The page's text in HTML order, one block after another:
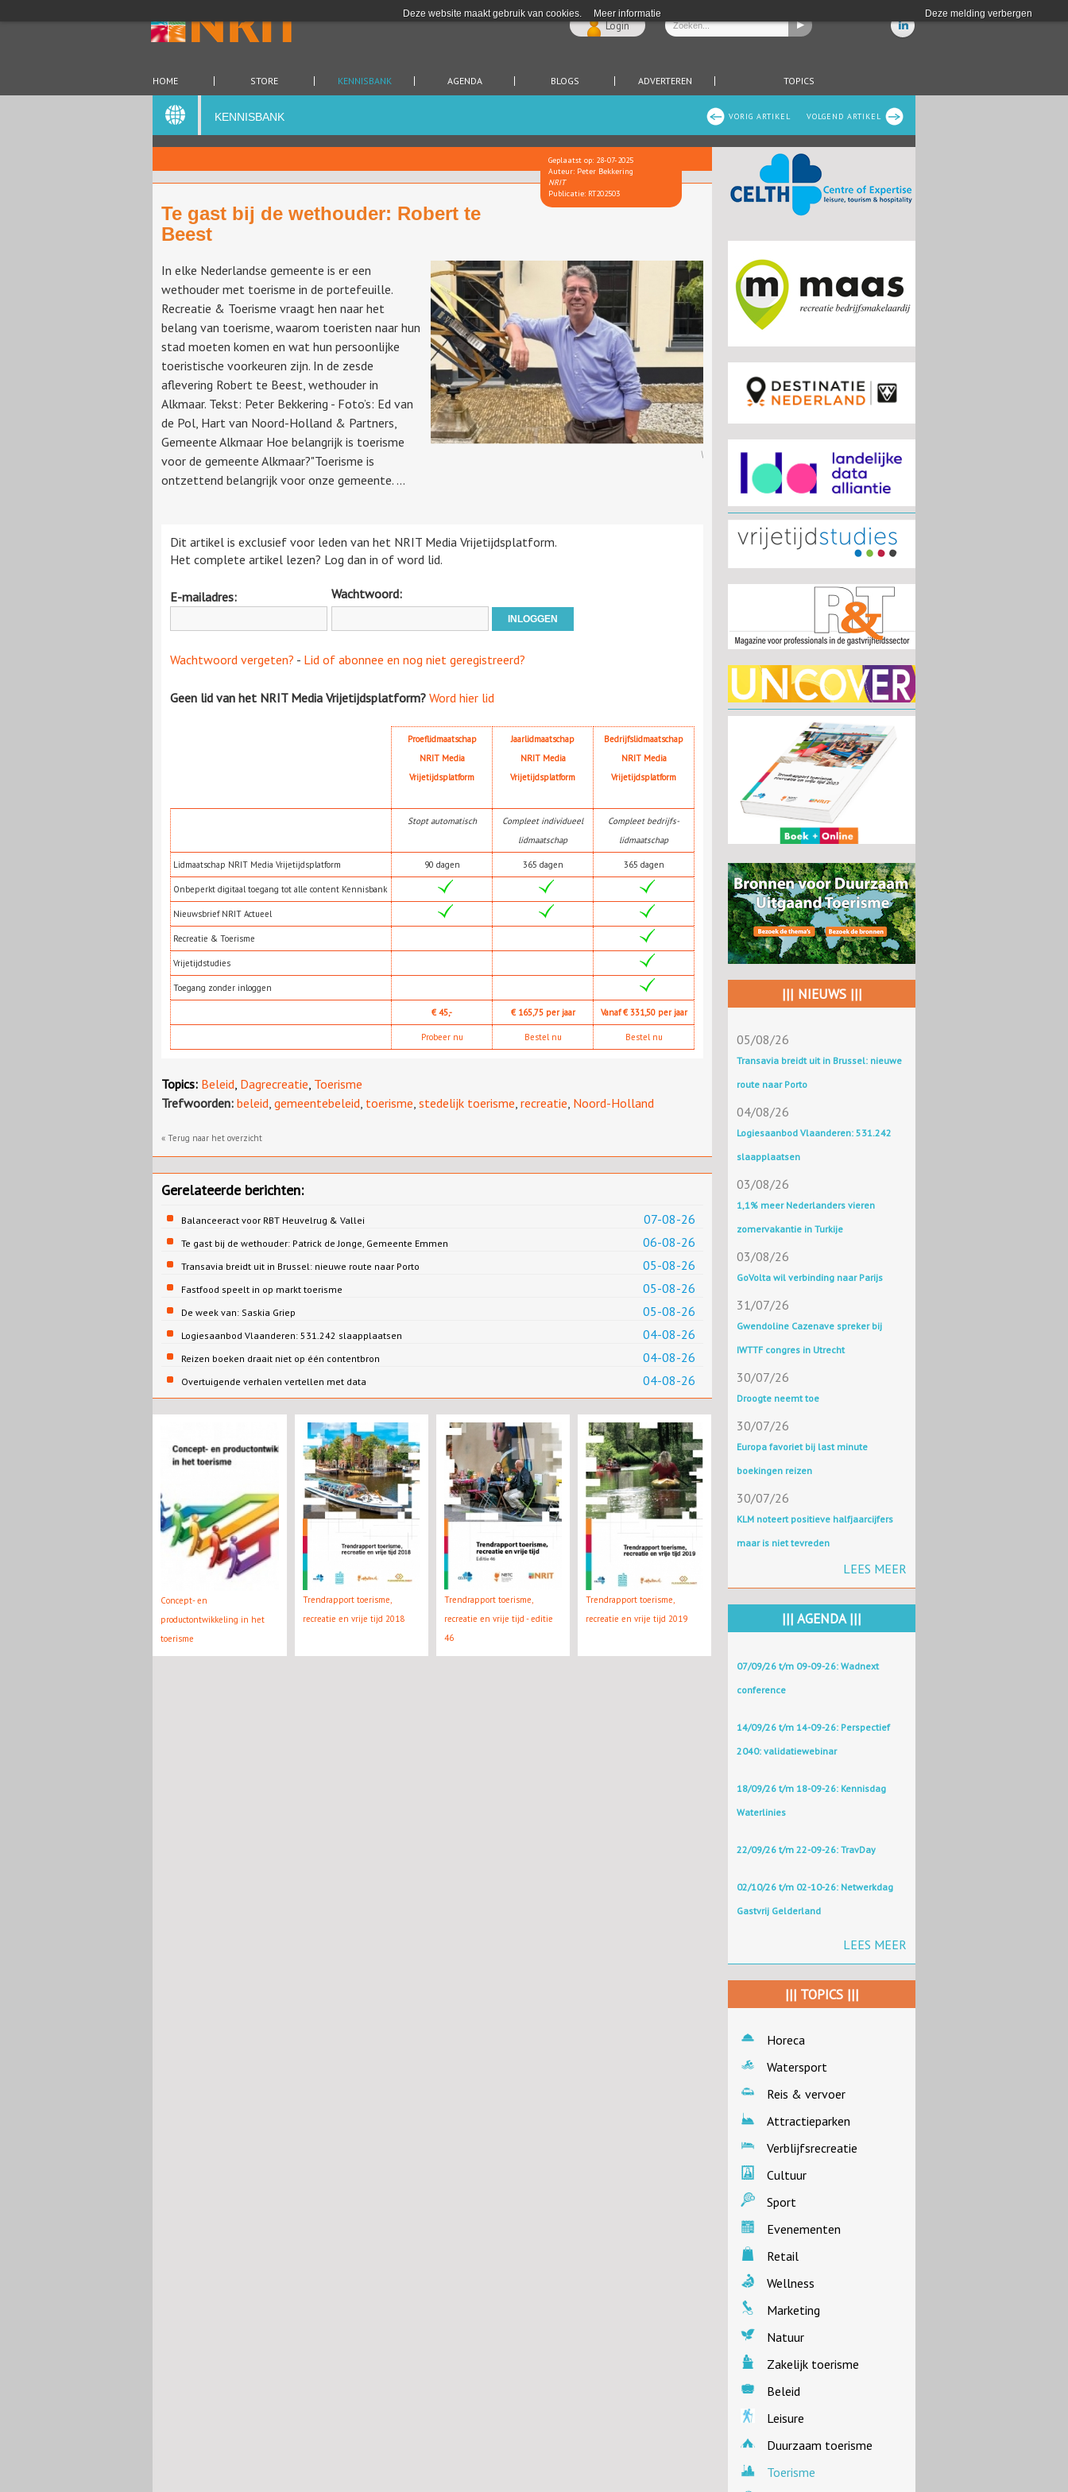
Deze website maakt gebruik van cookies. Meer informatie Deze melding verbergen
Login
HOME STORE KENNISBANK AGENDA BLOGS ADVERTEREN TOPICS
VOLGEND ARTIKEL
VORIG ARTIKEL
KENNISBANK
Geplaatst op: 28-07-2025
Auteur: Peter Bekkering
NRIT
Publicatie: RT202503
Te gast bij de wethouder: Robert te
Beest
\
In elke Nederlandse gemeente is er een
wethouder met toerisme in de portefeuille.
Recreatie & Toerisme vraagt hen naar het
belang van toerisme, waarom toeristen naar hun
stad moeten komen en wat hun persoonlijke
toeristische voorkeuren zijn. In de zesde
aflevering Robert te Beest, wethouder in
Alkmaar. Tekst: Peter Bekkering - Foto’s: Ed van
de Pol, Hart van Noord-Holland & Partners,
Gemeente Alkmaar Hoe belangrijk is toerisme
voor de gemeente Alkmaar?"Toerisme is
ontzettend belangrijk voor onze gemeente. ...
Dit artikel is exclusief voor leden van het NRIT Media Vrijetijdsplatform.
Het complete artikel lezen? Log dan in of word lid.
E-mailadres: Wachtwoord:
Wachtwoord vergeten? - Lid of abonnee en nog niet geregistreerd?
Geen lid van het NRIT Media Vrijetijdsplatform? Word hier lid
Proeflidmaatschap
NRIT Media
Vrijetijdsplatform
Jaarlidmaatschap
NRIT Media
Vrijetijdsplatform
Bedrijfslidmaatschap
NRIT Media
Vrijetijdsplatform
Stopt automatisch
Compleet individueel
lidmaatschap
Compleet bedrijfs-
lidmaatschap
Lidmaatschap NRIT Media Vrijetijdsplatform 90 dagen 365 dagen 365 dagen
Onbeperkt digitaal toegang tot alle content Kennisbank
Nieuwsbrief NRIT Actueel
Recreatie & Toerisme
Vrijetijdstudies
Toegang zonder inloggen
€ 45,- € 165,75 per jaar Vanaf € 331,50 per jaar
Probeer nu Bestel nu Bestel nu
Topics: Beleid Dagrecreatie Toerisme
Trefwoorden: beleid gemeentebeleid toerisme stedelijk toerisme recreatie Noord-Holland
« Terug naar het overzicht
Gerelateerde berichten:
07-08-26
Balanceeract voor RBT Heuvelrug & Vallei
06-08-26
Te gast bij de wethouder: Patrick de Jonge, Gemeente Emmen
05-08-26
Transavia breidt uit in Brussel: nieuwe route naar Porto
05-08-26
Fastfood speelt in op markt toerisme
05-08-26
De week van: Saskia Griep
04-08-26
Logiesaanbod Vlaanderen: 531.242 slaapplaatsen
04-08-26
Reizen boeken draait niet op één contentbron
04-08-26
Overtuigende verhalen vertellen met data
Concept- en
productontwikkeling in het
toerisme
Trendrapport toerisme,
recreatie en vrije tijd 2018
Trendrapport toerisme,
recreatie en vrije tijd - editie
46
Trendrapport toerisme,
recreatie en vrije tijd 2019
||| NIEUWS |||
05/08/26
Transavia breidt uit in Brussel: nieuwe
route naar Porto
04/08/26
Logiesaanbod Vlaanderen: 531.242
slaapplaatsen
03/08/26
1,1% meer Nederlanders vieren
zomervakantie in Turkije
03/08/26
GoVolta wil verbinding naar Parijs
31/07/26
Gwendoline Cazenave spreker bij
IWTTF congres in Utrecht
30/07/26
Droogte neemt toe
30/07/26
Europa favoriet bij last minute
boekingen reizen
30/07/26
KLM noteert positieve halfjaarcijfers
maar is niet tevreden
LEES MEER
||| AGENDA |||
07/09/26 t/m 09-09-26: Wadnext
conference
14/09/26 t/m 14-09-26: Perspectief
2040: validatiewebinar
18/09/26 t/m 18-09-26: Kennisdag
Waterlinies
22/09/26 t/m 22-09-26: TravDay
02/10/26 t/m 02-10-26: Netwerkdag
Gastvrij Gelderland
LEES MEER
||| TOPICS |||
Horeca
Watersport
Reis & vervoer
Attractieparken
Verblijfsrecreatie
Cultuur
Sport
Evenementen
Retail
Wellness
Marketing
Natuur
Zakelijk toerisme
Beleid
Leisure
Duurzaam toerisme
Toerisme